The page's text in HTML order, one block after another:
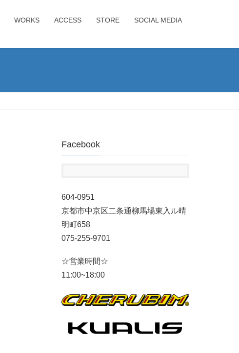
WORKS ACCESS STORE SOCIAL MEDIA
Facebook
604-0951
京都市中京区二条通柳馬場東入ル晴
明町658
075-255-9701
☆営業時間☆
11:00~18:00